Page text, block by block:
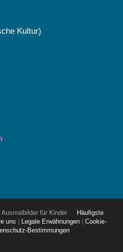
Kultur)
für Kinder
Häufigste
uns Legale Erwähnungen
Cookie-
Bestimmungen